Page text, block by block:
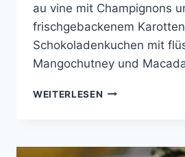
au vine mit Champignons
frischgebackenem
Schokoladenkuchen mit
Mangochutney und
WEITERLESEN COOKING